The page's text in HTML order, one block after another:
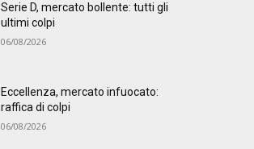
Serie D, mercato bollente: tutti gli
ultimi colpi
06/08/2026
Eccellenza, mercato infuocato:
raffica di colpi
06/08/2026